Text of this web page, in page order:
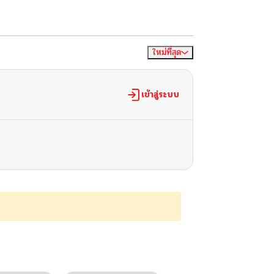
ใหม่ที่สุด
เข้าสู่ระบบ